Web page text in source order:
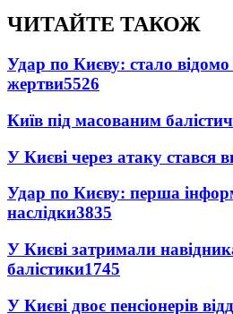
ЧИТАЙТЕ ТАКОЖ
Удар по Києву: стало
жертви5526
Київ під масованим
У Києві через атаку стався
Удар по Києву: перша
наслідки3835
У Києві затримали
балістики1745
У Києві двоє пенсіонерів